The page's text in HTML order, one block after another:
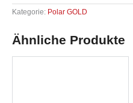
Kategorie: Polar GOLD
Ähnliche Produkte